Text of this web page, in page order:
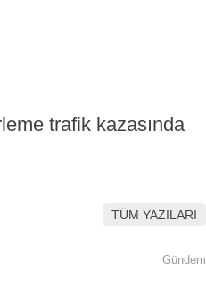
trafik kazasında
TÜM YAZILARI
Gündem